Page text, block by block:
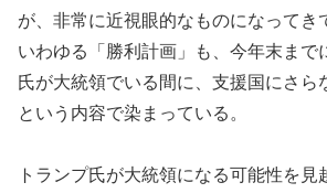
が、非常に近視眼的なものになってき
いわゆる「勝利計画」も、今年末まで
氏が大統領でいる間に、支援国にさら
という内容で染まっている。
トランプ氏が大統領になる可能性を見